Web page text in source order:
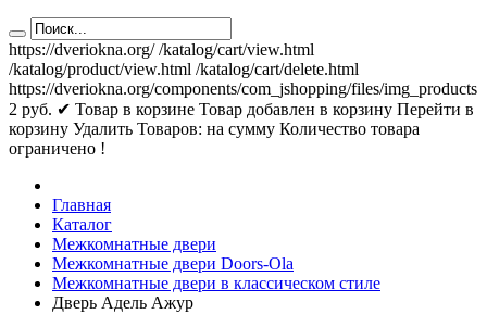
https://dveriokna.org/ /katalog/cart/view.html
/katalog/product/view.html /katalog/cart/delete.html
https://dveriokna.org/components/com_jshopping/files/img_products
2 руб. ✔ Товар в корзине Товар добавлен в корзину Перейти в
корзину Удалить Товаров: на сумму Количество товара
ограничено !
Главная
Каталог
Межкомнатные двери
Межкомнатные двери Doors-Ola
Межкомнатные двери в классическом стиле
Дверь Адель Ажур